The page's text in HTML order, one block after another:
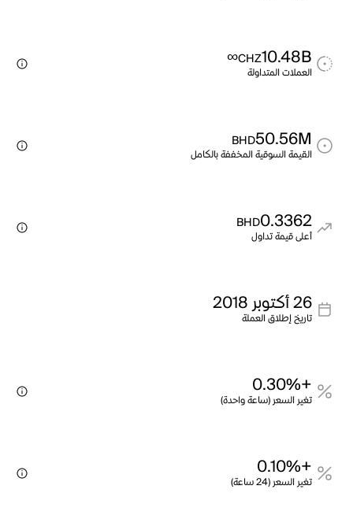
10.48B
CHZ
∞
العملات المتداولة
50.56M
BHD
القيمة السوقية المخففة بالكامل
0.3362
BHD
أعلى قيمة تداول
26 أكتوبر 2018
تاريخ إطلاق العملة
+0.30%
تغير السعر (ساعة واحدة)
+0.10%
تغير السعر (24 ساعة)